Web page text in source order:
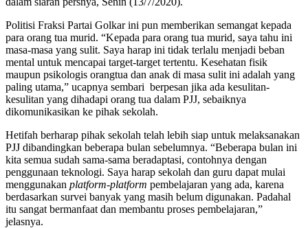
Politisi Fraksi Partai Golkar ini pun memberikan semangat kepada
para orang tua murid. “Kepada para orang tua murid, saya tahu ini
masa-masa yang sulit. Saya harap ini tidak terlalu menjadi beban
mental untuk mencapai target-target tertentu. Kesehatan fisik
maupun psikologis orangtua dan anak di masa sulit ini adalah yang
paling utama,” ucapnya sembari berpesan jika ada kesulitan-
kesulitan yang dihadapi orang tua dalam PJJ, sebaiknya
dikomunikasikan ke pihak sekolah.
Hetifah berharap pihak sekolah telah lebih siap untuk melaksanakan
PJJ dibandingkan beberapa bulan sebelumnya. “Beberapa bulan ini
kita semua sudah sama-sama beradaptasi, contohnya dengan
penggunaan teknologi. Saya harap sekolah dan guru dapat mulai
menggunakan platform-platform pembelajaran yang ada, karena
berdasarkan survei banyak yang masih belum digunakan. Padahal
itu sangat bermanfaat dan membantu proses pembelajaran,”
jelasnya.